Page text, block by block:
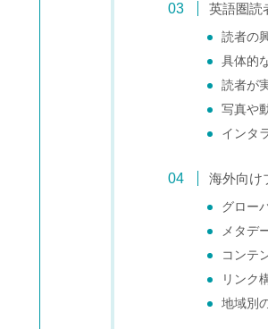
英語圏読
読者の
具体的
読者が
写真や
インタ
海外向け
グロー
メタデ
コンテ
リンク
地域別